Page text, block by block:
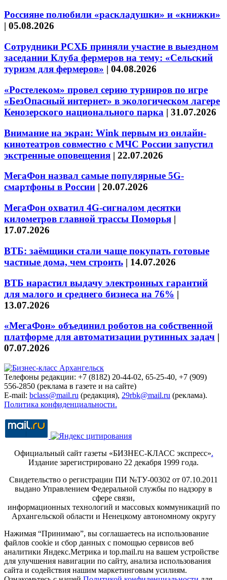
Россияне полюбили «раскладушки» и «книжки»
| 05.08.2026
Сотрудники РСХБ приняли участие в выездном
заседании Клуба фермеров на тему: «Сельский
туризм для фермеров» | 04.08.2026
«Ростелеком» провел серию турниров по игре
«БезОпасный интернет» в экологическом лагере
Кенозерского национального парка | 31.07.2026
Внимание на экран: Wink первым из онлайн-
кинотеатров совместно с МЧС России запустил
экстренные оповещения | 22.07.2026
МегаФон назвал самые популярные 5G-
смартфоны в России | 20.07.2026
МегаФон охватил 4G-сигналом десятки
километров главной трассы Поморья |
17.07.2026
ВТБ: заёмщики стали чаще покупать готовые
частные дома, чем строить | 14.07.2026
ВТБ нарастил выдачу электронных гарантий
для малого и среднего бизнеса на 76% |
13.07.2026
«МегаФон» объединил роботов на собственной
платформе для автоматизации рутинных задач |
07.07.2026
Телефоны редакции: +7 (8182) 20-44-02, 65-25-40, +7 (909)
556-2850 (реклама в газете и на сайте)
E-mail: bclass@mail.ru (редакция), 29rbk@mail.ru (реклама).
Политика конфиденциальности.
Официальный сайт газеты «БИЗНЕС-КЛАСС экспресс».
Издание зарегистрировано 22 декабря 1999 года.
Свидетельство о регистрации ПИ №ТУ-00302 от 07.10.2011
выдано Управлением Федеральной службы по надзору в
сфере связи,
информационных технологий и массовых коммуникаций по
Архангельской области и Ненецкому автономному округу
Нажимая “Принимаю”, вы соглашаетесь на использование
файлов cookie и сбор данных с помощью сервисов веб
аналитики Яндекс.Метрика и top.mail.ru на вашем устройстве
для улучшения навигации по сайту, анализа использования
сайта и содействия нашим маркетинговым усилиям.